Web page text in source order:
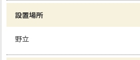
設置場所
野立